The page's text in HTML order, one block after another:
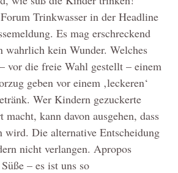
Trinkwasser in der Headline
Es mag erschreckend
wahrlich kein Wunder. Welches
vor die freie Wahl gestellt – einem
geben vor einem ‚leckeren‘
Wer Kindern gezuckerte
macht, kann davon ausgehen, dass
wird. Die alternative Entscheidung
nicht verlangen. Apropos
– es ist uns so